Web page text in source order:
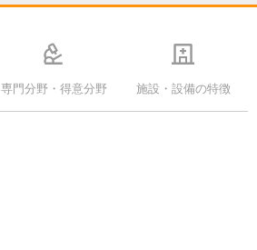
専門分野・得意分野 施設・設備の特徴